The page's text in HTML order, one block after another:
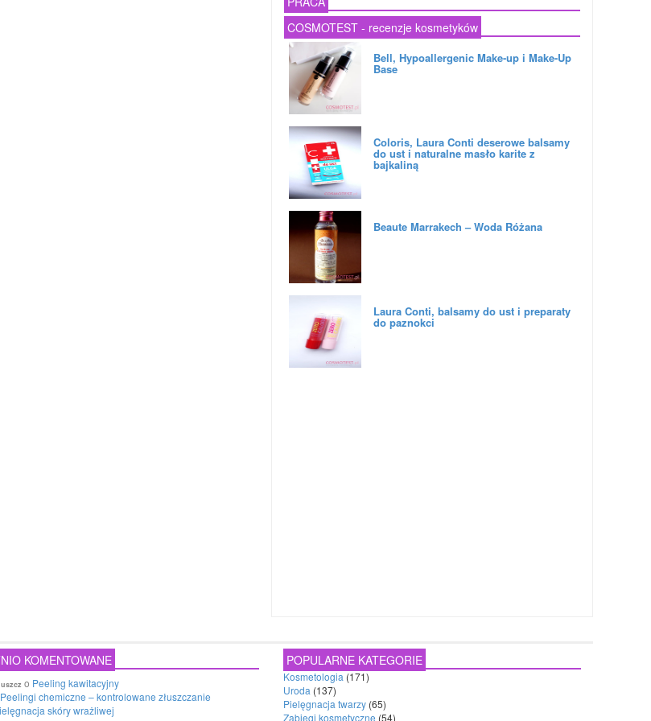
COSMOTEST - recenzje kosmetyków
Bell, Hypoallergenic Make-up i Make-Up
Base
Coloris, Laura Conti deserowe balsamy
do ust i naturalne masło karite z
bajkaliną
Beaute Marrakech – Woda Różana
Laura Conti, balsamy do ust i preparaty
do paznokci
KOMENTOWANE
o Peeling kawitacyjny
Peelingi chemiczne – kontrolowane złuszczanie
skóry wrażliwej
POPULARNE KATEGORIE
Kosmetologia (171)
Uroda (137)
Pielęgnacja twarzy (65)
Zabiegi kosmetyczne (54)